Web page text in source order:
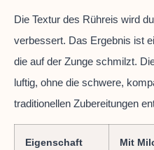
Die Textur des Rühreis wird
verbessert. Das Ergebnis ist
die auf der Zunge schmilzt.
luftig, ohne die schwere,
traditionellen Zubereitungen
Eigenschaft Mit